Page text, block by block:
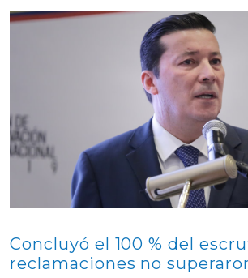
Contenido multimedia principal
Concluyó el 100 % del
reclamaciones no